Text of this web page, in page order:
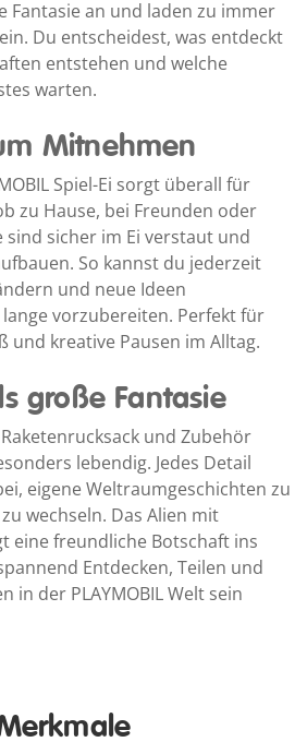
Fantasie an und laden zu immer
Du entscheidest, was entdeckt
entstehen und welche
warten.
Mitnehmen
Spiel-Ei sorgt überall für
zu Hause, bei Freunden oder
sind sicher im Ei verstaut und
So kannst du jederzeit
und neue Ideen
vorzubereiten. Perfekt für
und kreative Pausen im Alltag.
große Fantasie
und Zubehör
lebendig. Jedes Detail
eigene Weltraumgeschichten zu
wechseln. Das Alien mit
eine freundliche Botschaft ins
Entdecken, Teilen und
in der PLAYMOBIL Welt sein